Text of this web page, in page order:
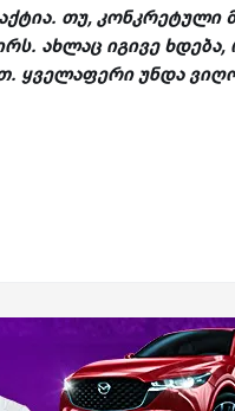
თუ, კონკრეტული
ახლაც იგივე
ყველაფერი უნდა